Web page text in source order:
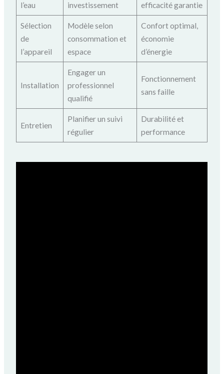
l’eau
investissement
efficacité garantie
Sélection
de
l’appareil
Modèle selon
consommation et
espace
Confort optimal,
économie
d’énergie
Installation
Engager un
professionnel
qualifié
Fonctionnement
sans faille
Entretien
Planifier un suivi
régulier
Durabilité et
performance